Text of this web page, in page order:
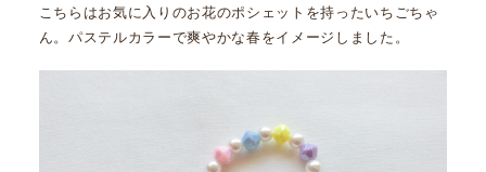
こちらはお気に入りのお花のポシェットを持ったいちごちゃ
ん。パステルカラーで爽やかな春をイメージしました。